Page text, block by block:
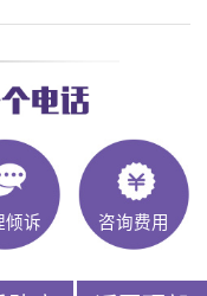
倾诉 咨询费用